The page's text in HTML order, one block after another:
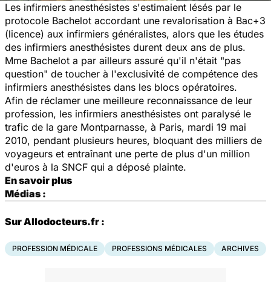
Les infirmiers anesthésistes s'estimaient lésés par le
protocole Bachelot accordant une revalorisation à Bac+3
(licence) aux infirmiers généralistes, alors que les études
des infirmiers anesthésistes durent deux ans de plus.
Mme Bachelot a par ailleurs assuré qu'il n'était "pas
question" de toucher à l'exclusivité de compétence des
infirmiers anesthésistes dans les blocs opératoires.
Afin de réclamer une meilleure reconnaissance de leur
profession, les infirmiers anesthésistes ont paralysé le
trafic de la gare Montparnasse, à Paris, mardi 19 mai
2010, pendant plusieurs heures, bloquant des milliers de
voyageurs et entraînant une perte de plus d'un million
d'euros à la SNCF qui a déposé plainte.
En savoir plus
Médias :
Sur Allodocteurs.fr :
PROFESSION MÉDICALE PROFESSIONS MÉDICALES ARCHIVES